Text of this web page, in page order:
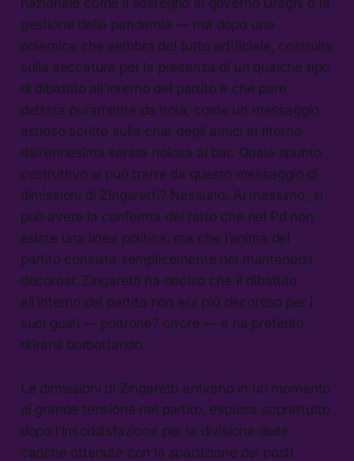
gestione della pandemia — ma dopo una
polemica che sembra del tutto artificiale, costruita
sulla seccatura per la presenza di un qualche tipo
di dibattito all’interno del partito e che pare
dettata puramente da noia, come un messaggio
astioso scritto sulla chat degli amici al ritorno
dall’ennesima serata noiosa al bar. Quale spunto
costruttivo si può trarre da questo messaggio di
dimissioni di Zingaretti? Nessuno. Al massimo, si
può avere la conferma del fatto che nel Pd non
esiste una linea politica, ma che l’anima del
partito consista semplicemente nel mantenersi
decorosi: Zingaretti ha deciso che il dibattito
all’interno del partito non era più decoroso per i
suoi gusti — poltrone? orrore — e ha preferito
ritirarsi borbottando.
Le dimissioni di Zingaretti arrivano in un momento
di grande tensione nel partito, esplosa soprattutto
dopo l’insoddisfazione per la divisione delle
cariche ottenute con la spartizione dei posti